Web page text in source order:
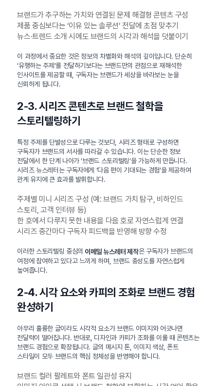
브랜드가 추구하는 가치와 연결된 문제 해결형 콘텐츠 구성
제품 중심보다는 ‘이유 있는 솔루션’ 전달에 초점 맞추기
뉴스·트렌드 소개 시에도 브랜드의 시각과 해석을 덧붙이기
이 과정에서 중요한 것은 정보의 차별화와 해석의 깊이입니다. 단순히
‘유행하는 주제’를 전달하기보다는 브랜드만의 관점으로 재해석한
인사이트를 제공할 때, 구독자는 브랜드가 세상을 바라보는 눈을
신뢰하게 됩니다.
2-3. 시리즈 콘텐츠로 브랜드 철학을
스토리텔링하기
특정 주제를 단발성으로 다루는 것보다, 시리즈 형태로 구성하면
구독자가 브랜드의 서사를 따라갈 수 있습니다. 이는 단순한 정보
전달에서 한 단계 나아가 ‘브랜드 스토리텔링’을 가능하게 만듭니다.
시리즈 뉴스레터는 구독자에게 ‘다음 편이 기대되는 경험’을 제공하여
관계 유지에 큰 효과를 발휘합니다.
주제별 미니 시리즈 구성 (예: 브랜드 가치 탐구, 비하인드
스토리, 고객 인터뷰 등)
한 호에서 다루지 못한 내용을 다음 호로 자연스럽게 연결
시리즈 중간마다 구독자 피드백을 반영해 방향 수정
이러한 스토리텔링 중심의 이메일 뉴스레터 제작은 구독자가 브랜드의
여정에 참여하고 있다고 느끼게 하며, 브랜드 충성도를 자연스럽게
높여줍니다.
2-4. 시각 요소와 카피의 조화로 브랜드 경험
완성하기
아무리 훌륭한 글이라도 시각적 요소가 브랜드 이미지와 어긋나면
전달력이 떨어집니다. 반대로, 디자인과 카피가 조화를 이룰 때 콘텐츠는
브랜드 경험으로 확장됩니다. 글의 메시지 톤, 이미지 색상, 폰트
스타일이 모두 브랜드의 핵심 정체성을 반영해야 합니다.
브랜드 컬러 팔레트와 폰트 일관성 유지